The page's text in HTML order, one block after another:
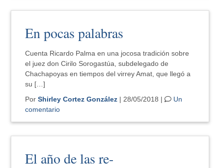
En pocas palabras
Cuenta Ricardo Palma en una jocosa tradición sobre
el juez don Cirilo Sorogastúa, subdelegado de
Chachapoyas en tiempos del virrey Amat, que llegó a
su […]
PorShirley Cortez González | 28/05/2018 |
Un
comentario
El año de las re-